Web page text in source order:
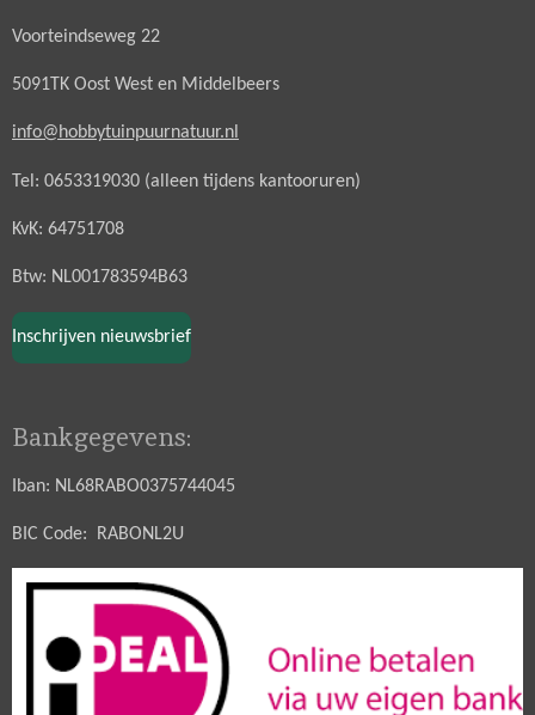
Voorteindseweg 22
5091TK Oost West en Middelbeers
info@hobbytuinpuurnatuur.nl
Tel: 0653319030 (alleen tijdens kantooruren)
KvK: 64751708
Btw: NL001783594B63
Inschrijven nieuwsbrief
Bankgegevens:
Iban: NL68RABO0375744045
BIC Code: RABONL2U